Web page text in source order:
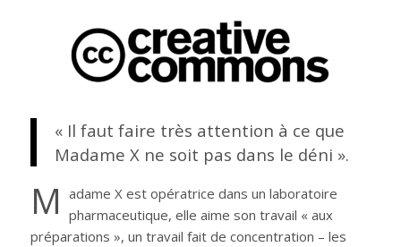
« Il faut faire très attention à ce que
Madame X ne soit pas dans le déni ».
M adame X est opératrice dans un laboratoire
pharmaceutique, elle aime son travail « aux
préparations », un travail fait de concentration – les